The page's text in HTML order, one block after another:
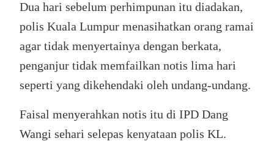
Dua hari sebelum perhimpunan itu diadakan,
polis Kuala Lumpur menasihatkan orang ramai
agar tidak menyertainya dengan berkata,
penganjur tidak memfailkan notis lima hari
seperti yang dikehendaki oleh undang-undang.
Faisal menyerahkan notis itu di IPD Dang
Wangi sehari selepas kenyataan polis KL.